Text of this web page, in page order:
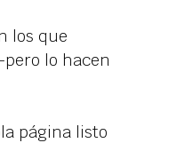
los que
lo hacen
página listo